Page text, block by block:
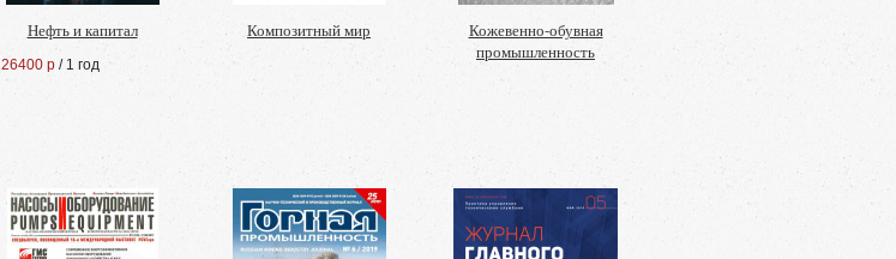
Нефть и капитал
26400 р / 1 год
Композитный мир
Кожевенно-обувная
промышленность